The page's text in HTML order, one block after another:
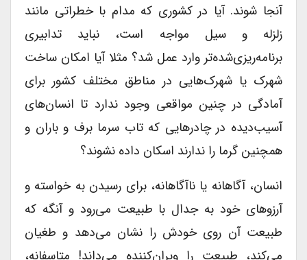
آنجا شوند. آیا در کشوری که مدام با خطراتی مانند
زلزله و سیل مواجه است، نباید تدابیری
برنامه‌ریزی‌شده‌تر وارد عمل شد؟ مثلا آیا امکان ساخت
شهرک یا شهرک‌هایی در مناطق مختلف کشور برای
آمادگی در چنین مواقعی وجود ندارد تا انسان‌های
آسیب‌دیده در چادرهایی که تاب سرما برف و باران و
همچنین گرما را ندارند اسکان داده نشوند؟
انسان، آگاهانه یا ناآگاهانه، برای رسیدن به خواسته و
آرزوهای خود به جدال با طبیعت می‌رود و آنگه که
طبیعت آن روی خودش را نشان می‌دهد و طغیان
می‌کند، طبیعت را ویران‌کننده می‌داند! متاسفانه،